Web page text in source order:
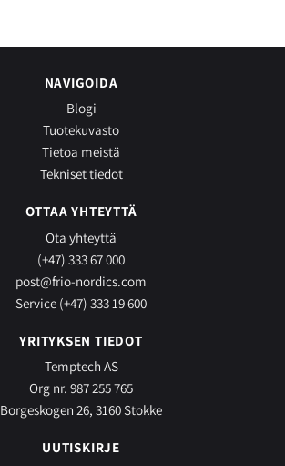
NAVIGOIDA
Blogi
Tuotekuvasto
Tietoa meistä
Tekniset tiedot
OTTAA YHTEYTTÄ
Ota yhteyttä
(+47) 333 67 000
post@frio-nordics.com
Service (+47) 333 19 600
YRITYKSEN TIEDOT
Temptech AS
Org nr. 987 255 765
Borgeskogen 26, 3160 Stokke
UUTISKIRJE